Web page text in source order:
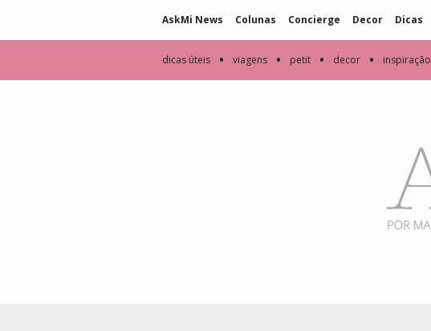
AskMi News Colunas Concierge Decor Dicas
dicas úteis • viagens • petit • decor • inspiração